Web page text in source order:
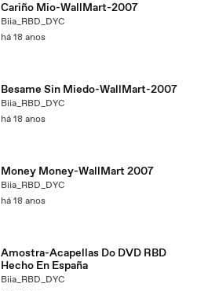
Cariño Mio-WallMart-2007
Biia_RBD_DYC
há 18 anos
Besame Sin Miedo-WallMart-2007
Biia_RBD_DYC
há 18 anos
Money Money-WallMart 2007
Biia_RBD_DYC
há 18 anos
Amostra-Acapellas Do DVD RBD
Hecho En España
Biia_RBD_DYC